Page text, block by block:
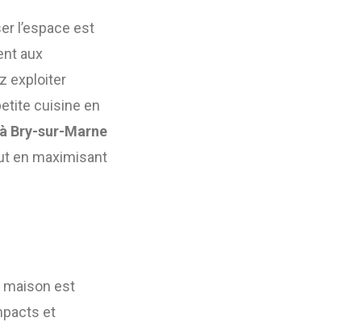
l’espace est
aux
exploiter
cuisine en
Bry-sur-Marne
en maximisant
maison est
et